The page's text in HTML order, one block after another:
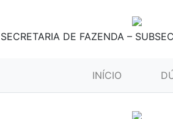
SECRETARIA DE FAZENDA –
INÍCIO